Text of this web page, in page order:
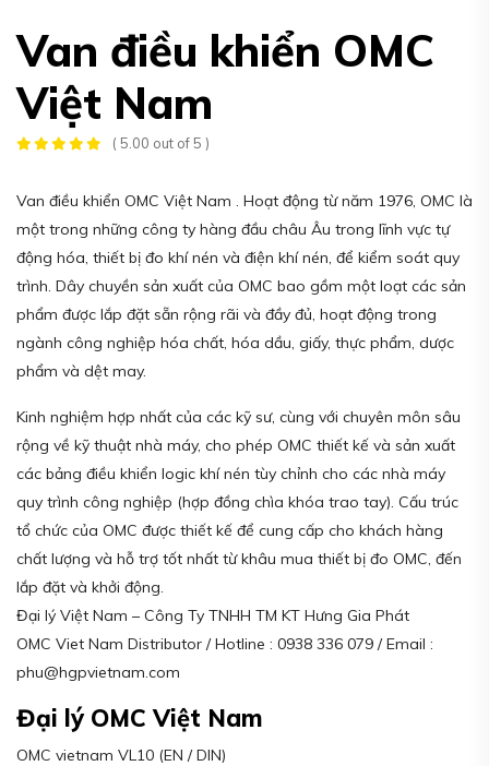
Van điều khiển OMC
Việt Nam
( 5.00 out of 5 )
Van điều khiển OMC Việt Nam . Hoạt động từ năm 1976, OMC là
một trong những công ty hàng đầu châu Âu trong lĩnh vực tự
động hóa, thiết bị đo khí nén và điện khí nén, để kiểm soát quy
trình. Dây chuyền sản xuất của OMC bao gồm một loạt các sản
phẩm được lắp đặt sẵn rộng rãi và đầy đủ, hoạt động trong
ngành công nghiệp hóa chất, hóa dầu, giấy, thực phẩm, dược
phẩm và dệt may.
Kinh nghiệm hợp nhất của các kỹ sư, cùng với chuyên môn sâu
rộng về kỹ thuật nhà máy, cho phép OMC thiết kế và sản xuất
các bảng điều khiển logic khí nén tùy chỉnh cho các nhà máy
quy trình công nghiệp (hợp đồng chìa khóa trao tay). Cấu trúc
tổ chức của OMC được thiết kế để cung cấp cho khách hàng
chất lượng và hỗ trợ tốt nhất từ khâu mua thiết bị đo OMC, đến
lắp đặt và khởi động.
Đại lý Việt Nam – Công Ty TNHH TM KT Hưng Gia Phát
OMC Viet Nam Distributor / Hotline : 0938 336 079 / Email :
phu@hgpvietnam.com
Đại lý OMC Việt Nam
OMC vietnam VL10 (EN / DIN)